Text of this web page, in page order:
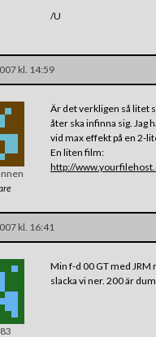
/U
kl. 14:59
Är det verkligen så litet
åter ska infinna sig. Jag
vid max effekt på en 2-
En liten film:
http://
kl. 16:41
Min f-d 00 GT med
slacka vi ner. 200 är